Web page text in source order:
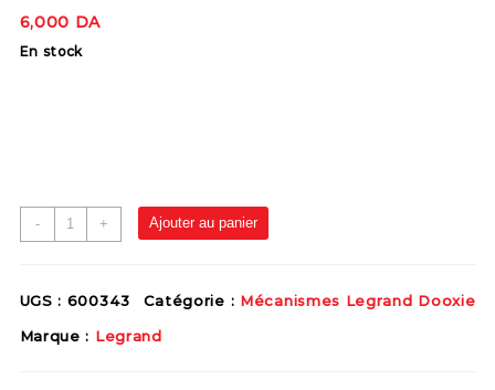
6,000 DA
En stock
- + Ajouter au panier
UGS : 600343 Catégorie : Mécanismes Legrand Dooxie
Marque : Legrand